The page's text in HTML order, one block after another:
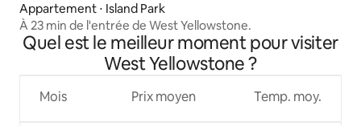
Appartement ⋅ Island Park
À 23 min de l'entrée de West Yellowstone.
Quel est le meilleur moment pour visiter
West Yellowstone ?
Mois Prix moyen Temp. moy.